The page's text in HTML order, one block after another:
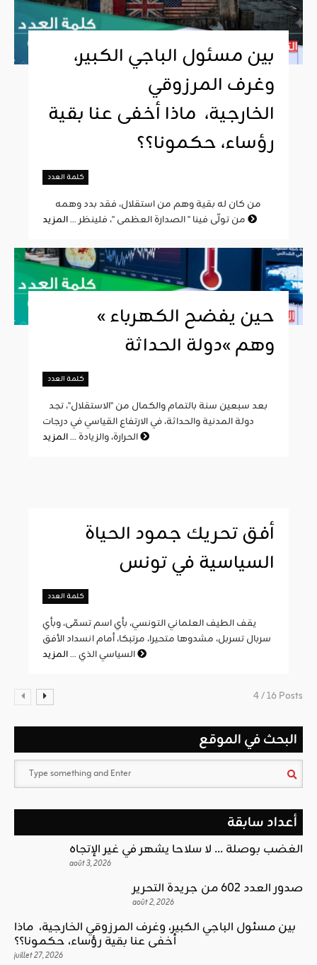
بين مسئول الباجي الكبير،
وغرف المرزوقي
الخارجية، ماذا أخفى عنا بقية
رؤساء، حكمونا؟؟
كلمة العدد
من تولّى فينا " الصدارة العظمى "، فلينظر ...
« حين يفضح الكهرباء
وهم »دولة الحداثة
كلمة العدد
دولة المدنية والحداثة، في الارتفاع القياسي في درجات
الحرارة، والزيادة ...
أفق تحريك جمود الحياة
السياسية في تونس
كلمة العدد
يقف الطيف العلماني التونسي، بأي اسم تسمّى، وبأي
سربال تسربل، مشدوها متحيرا، مرتبكا، أمام انسداد الأفق
السياسي الذي ...
4 / 16 Posts
البحث في الموقع
أعداد سابقة
الغضب بوصلة … لا سلاحا يشهر في غير الإتجاه
août 3, 2026
صدور العدد 602 من جريدة التحرير
août 2, 2026
بين مسئول الباجي الكبير، وغرف المرزوقي الخارجية، ماذا
أخفى عنا بقية رؤساء، حكمونا؟؟
juillet 27, 2026